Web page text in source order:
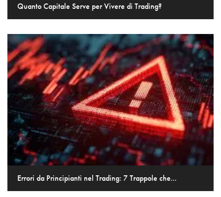
Quanto Capitale Serve per Vivere di Trading?
Errori da Principianti nel Trading: 7 Trappole che...